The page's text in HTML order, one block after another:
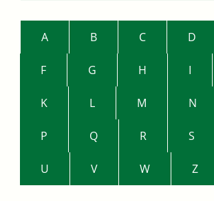
A B C D
F G H I
K L M N
P Q R S
U V W Z